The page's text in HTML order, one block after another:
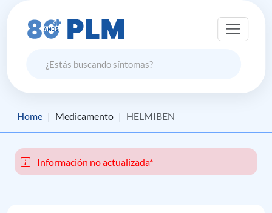
Home Medicamento HELMIBEN
Información no actualizada*